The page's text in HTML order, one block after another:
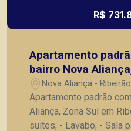
R$
Apartamento
bairro Nova
Ribeirão Preto/SP.
Nova Aliança -
Apartamento padrão
Aliança, Zona Sul em
suítes; - Lavabo; - Sala